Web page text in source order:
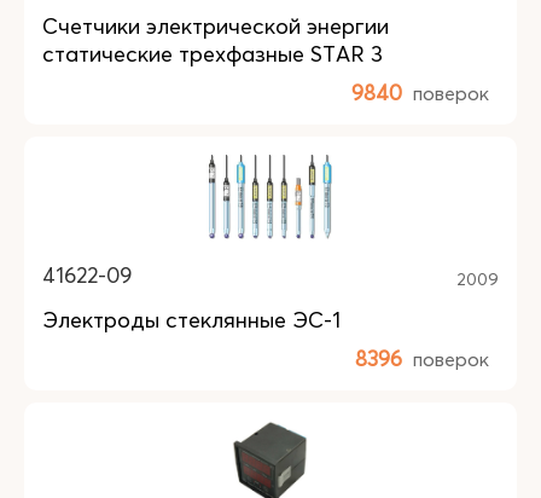
Счетчики электрической энергии
статические трехфазные STAR 3
9840 поверок
41622-09 2009
Электроды стеклянные ЭС-1
8396 поверок